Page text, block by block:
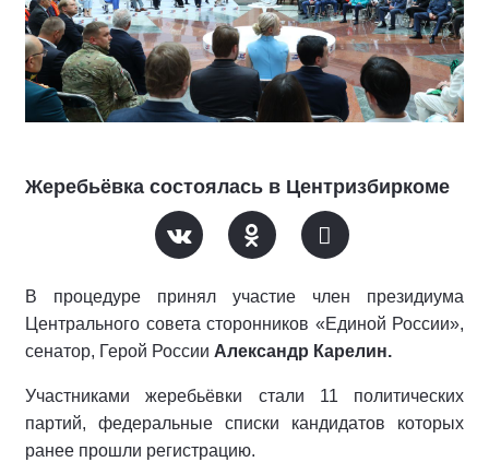
Жеребьёвка состоялась в Центризбиркоме
В процедуре принял участие член президиума
Центрального совета сторонников «Единой России»,
сенатор, Герой России Александр Карелин.
Участниками жеребьёвки стали 11 политических
партий, федеральные списки кандидатов которых
ранее прошли регистрацию.